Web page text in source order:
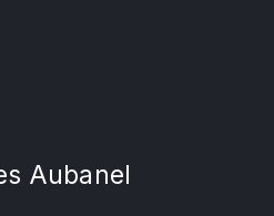
Aubanel